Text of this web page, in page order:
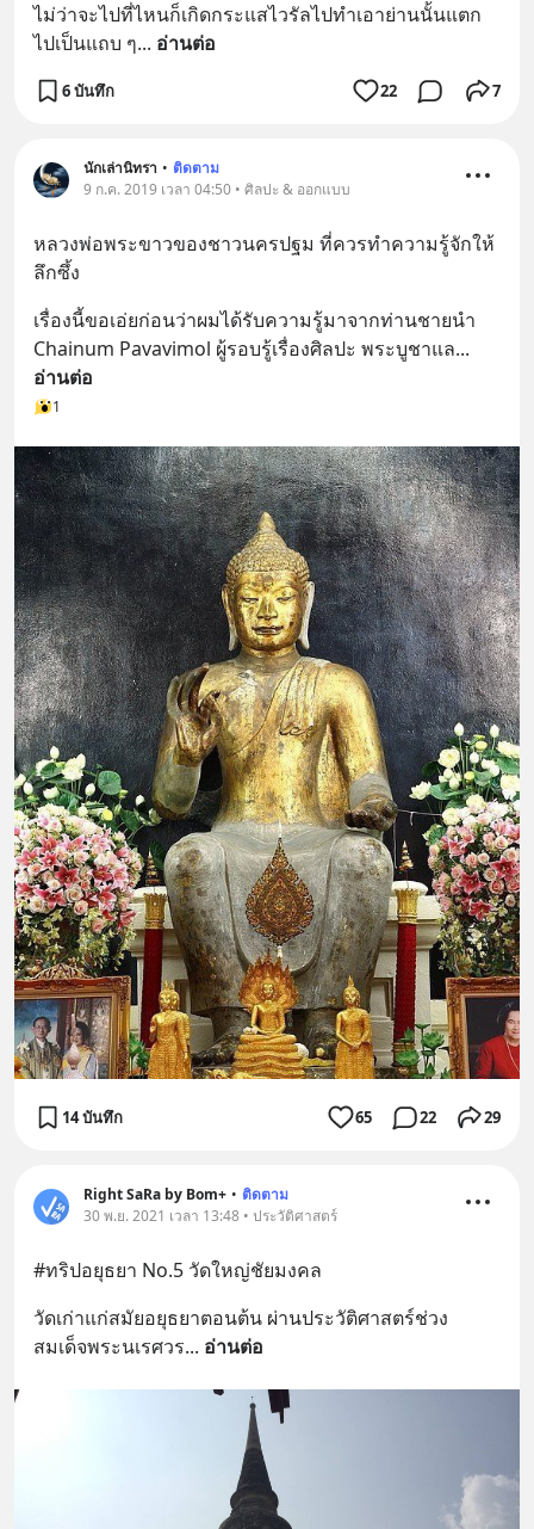
ไม่ว่าจะไปที่ไหนก็เกิดกระแสไวรัลไปทำเอาย่านนั้นแตก
ไปเป็นแถบ ๆ... อ่านต่อ
6 บันทึก 22 7
นักเล่านิทรา • ติดตาม
9 ก.ค. 2019 เวลา 04:50 • ศิลปะ & ออกแบบ
หลวงพ่อพระขาวของชาวนครปฐม ที่ควรทำความรู้จักให้
ลึกซึ้ง
เรื่องนี้ขอเอ่ยก่อนว่าผมได้รับความรู้มาจากท่านชายนำ
Chainum Pavavimol ผู้รอบรู้เรื่องศิลปะ พระบูชาแล
อ่านต่อ
1
14 บันทึก 65 22 29
Right SaRa by Bom+ • ติดตาม
30 พ.ย. 2021 เวลา 13:48 • ประวัติศาสตร์
#ทริปอยุธยา No.5 วัดใหญ่ชัยมงคล
วัดเก่าแก่สมัยอยุธยาตอนต้น ผ่านประวัติศาสตร์ช่วง
สมเด็จพระนเรศวร... อ่านต่อ